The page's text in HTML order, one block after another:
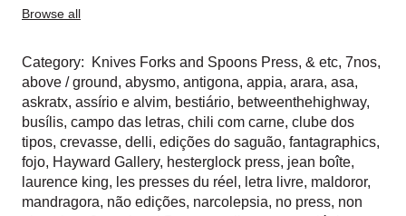
Browse all
Category: Knives Forks and Spoons Press, & etc, 7nos,
above / ground, abysmo, antigona, appia, arara, asa,
askratx, assírio e alvim, bestiário, betweenthehighway,
busílis, campo das letras, chili com carne, clube dos
tipos, crevasse, delli, edições do saguão, fantagraphics,
fojo, Hayward Gallery, hesterglock press, jean boîte,
laurence king, les presses du réel , letra livre, maldoror,
mandragora, não edições, narcolepsia, no press, non